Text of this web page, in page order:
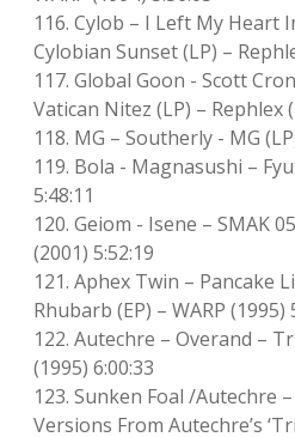
116. Cylob – I Left My Heart
Cylobian Sunset (LP) –
117. Global Goon ‎- Scott
Vatican Nitez (LP) – Rephlex
118. MG – Southerly ‎- MG
119. Bola ‎- Magnasushi –
5:48:11
120. Geiom ‎- Isene – SMAK
(2001) 5:52:19
121. Aphex Twin – Pancake
Rhubarb (EP) – WARP (1995)
122. Autechre – Overand –
(1995) 6:00:33
123. Sunken Foal /Autechre
Versions From Autechre’s